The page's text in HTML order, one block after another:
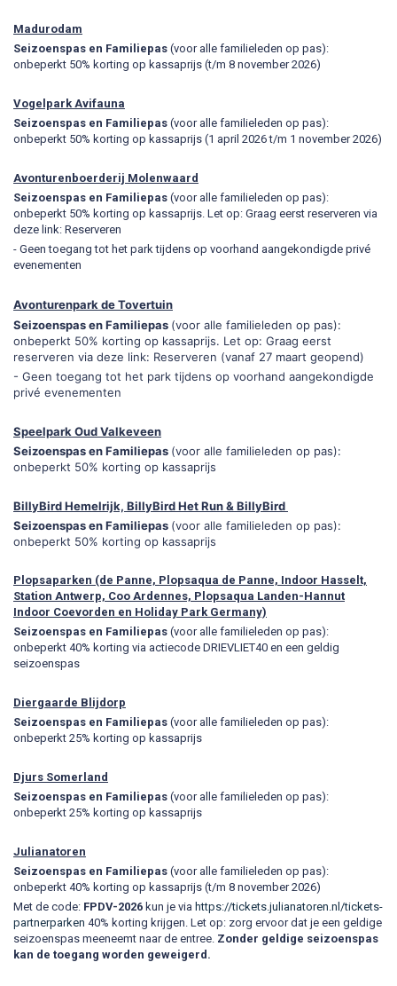
Madurodam
Seizoenspas en Familiepas (voor alle familieleden op pas):
onbeperkt 50% korting op kassaprijs (t/m 8 november 2026)
Vogelpark Avifauna
Seizoenspas en Familiepas (voor alle familieleden op pas):
onbeperkt 50% korting op kassaprijs (1 april 2026 t/m 1 november 2026)
Avonturenboerderij Molenwaard
Seizoenspas en Familiepas (voor alle familieleden op pas):
onbeperkt 50% korting op kassaprijs. Let op: Graag eerst reserveren via
deze link: Reserveren
- Geen toegang tot het park tijdens op voorhand aangekondigde privé
evenementen
Avonturenpark de Tovertuin
Seizoenspas en Familiepas (voor alle familieleden op pas):
onbeperkt 50% korting op kassaprijs. Let op: Graag eerst
reserveren via deze link: Reserveren (vanaf 27 maart geopend)
- Geen toegang tot het park tijdens op voorhand aangekondigde
privé evenementen
Speelpark Oud Valkeveen
Seizoenspas en Familiepas (voor alle familieleden op pas):
onbeperkt 50% korting op kassaprijs
BillyBird Hemelrijk, BillyBird Het Run & BillyBird
Seizoenspas en Familiepas (voor alle familieleden op pas):
onbeperkt 50% korting op kassaprijs
Plopsaparken (de Panne, Plopsaqua de Panne, Indoor Hasselt,
Station Antwerp, Coo Ardennes, Plopsaqua Landen-Hannut
Indoor Coevorden en Holiday Park Germany)
Seizoenspas en Familiepas (voor alle familieleden op pas):
onbeperkt 40% korting via actiecode DRIEVLIET40 en een geldig
seizoenspas
Diergaarde Blijdorp
Seizoenspas en Familiepas (voor alle familieleden op pas):
onbeperkt 25% korting op kassaprijs
Djurs Somerland
Seizoenspas en Familiepas (voor alle familieleden op pas):
onbeperkt 25% korting op kassaprijs
Julianatoren
Seizoenspas en Familiepas (voor alle familieleden op pas):
onbeperkt 40% korting op kassaprijs (t/m 8 november 2026)
Met de code: FPDV-2026 kun je via https://tickets.julianatoren.nl/tickets-
partnerparken 40% korting krijgen. Let op: zorg ervoor dat je een geldige
seizoenspas meeneemt naar de entree. Zonder geldige seizoenspas
kan de toegang worden geweigerd.